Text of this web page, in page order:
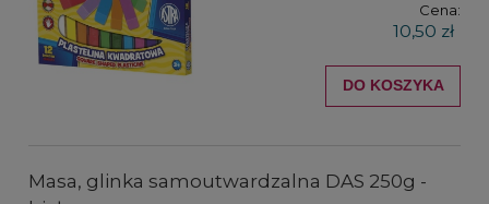
Cena:
10,50 zł
DO KOSZYKA
Masa, glinka samoutwardzalna DAS 250g -